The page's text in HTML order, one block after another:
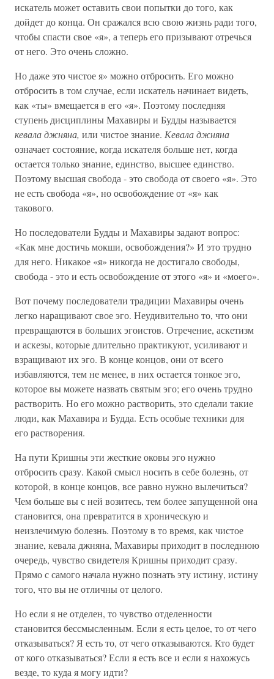
искатель может оставить свои попытки до того, как
дойдет до конца. Он сражался всю свою жизнь ради того,
чтобы спасти свое «я», а теперь его призывают отречься
от него. Это очень сложно.
Но даже это чистое я» можно отбросить. Его можно
отбросить в том случае, если искатель начинает видеть,
как «ты» вмещается в его «я». Поэтому последняя
ступень дисциплины Махавиры и Будды называется
кевала джняна, или чистое знание. Кевала джняна
означает состояние, когда искателя больше нет, когда
остается только знание, единство, высшее единство.
Поэтому высшая свобода - это свобода от своего «я». Это
не есть свобода «я», но освобождение от «я» как
такового.
Но последователи Будды и Махавиры задают вопрос:
«Как мне достичь мокши, освобождения?» И это трудно
для него. Никакое «я» никогда не достигало свободы,
свобода - это и есть освобождение от этого «я» и «моего».
Вот почему последователи традиции Махавиры очень
легко наращивают свое эго. Неудивительно то, что они
превращаются в больших эгоистов. Отречение, аскетизм
и аскезы, которые длительно практикуют, усиливают и
взращивают их эго. В конце концов, они от всего
избавляются, тем не менее, в них остается тонкое эго,
которое вы можете назвать святым эго; его очень трудно
растворить. Но его можно растворить, это сделали такие
люди, как Махавира и Будда. Есть особые техники для
его растворения.
На пути Кришны эти жесткие оковы эго нужно
отбросить сразу. Какой смысл носить в себе болезнь, от
которой, в конце концов, все равно нужно вылечиться?
Чем больше вы с ней возитесь, тем более запущенной она
становится, она превратится в хроническую и
неизлечимую болезнь. Поэтому в то время, как чистое
знание, кевала джняна, Махавиры приходит в последнюю
очередь, чувство свидетеля Кришны приходит сразу.
Прямо с самого начала нужно познать эту истину, истину
того, что вы не отличны от целого.
Но если я не отделен, то чувство отделенности
становится бессмысленным. Если я есть целое, то от чего
отказываться? Я есть то, от чего отказываются. Кто будет
от кого отказываться? Если я есть все и если я нахожусь
везде, то куда я могу идти?